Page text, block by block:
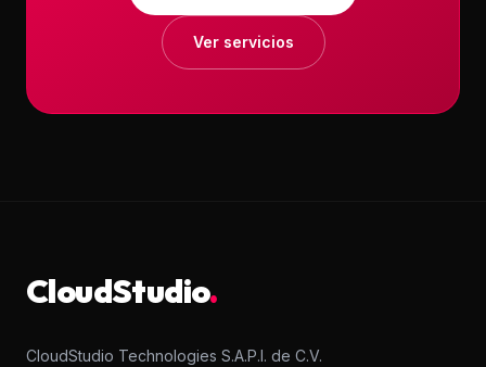
Ver servicios
CloudStudio.
CloudStudio Technologies S.A.P.I. de C.V.